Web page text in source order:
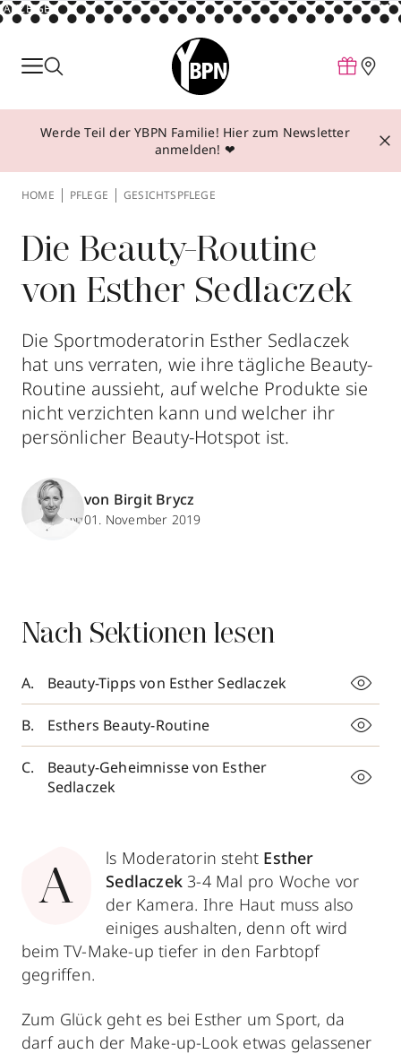
ANZEIGE
Parfum
Make-up
Behandlungen
Über YBPN
Aktionen
Storefinder
Werde Teil der YBPN Familie! Hier zum Newsletter
anmelden! ❤
HOME PFLEGE GESICHTSPFLEGE
Die Beauty-Routine
von Esther Sedlaczek
Die Sportmoderatorin Esther Sedlaczek
hat uns verraten, wie ihre tägliche Beauty-
Routine aussieht, auf welche Produkte sie
nicht verzichten kann und welcher ihr
persönlicher Beauty-Hotspot ist.
von Birgit Brycz
01. November 2019
Nach Sektionen lesen
Beauty-Tipps von Esther Sedlaczek
Esthers Beauty-Routine
Beauty-Geheimnisse von Esther
Sedlaczek
A
ls Moderatorin steht Esther
Sedlaczek 3-4 Mal pro Woche vor
der Kamera. Ihre Haut muss also
einiges aushalten, denn oft wird
beim TV-Make-up tiefer in den Farbtopf
gegriffen.
Zum Glück geht es bei Esther um Sport, da
darf auch der Make-up-Look etwas gelassener